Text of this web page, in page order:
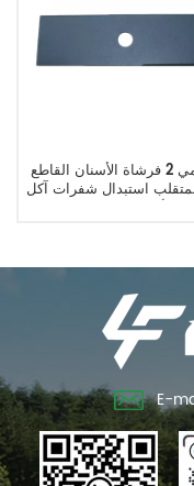
العالمي 2 فرشاة الأسنان القاطع
استبدال شفرات آكل
الأعشاب الضارة
E-